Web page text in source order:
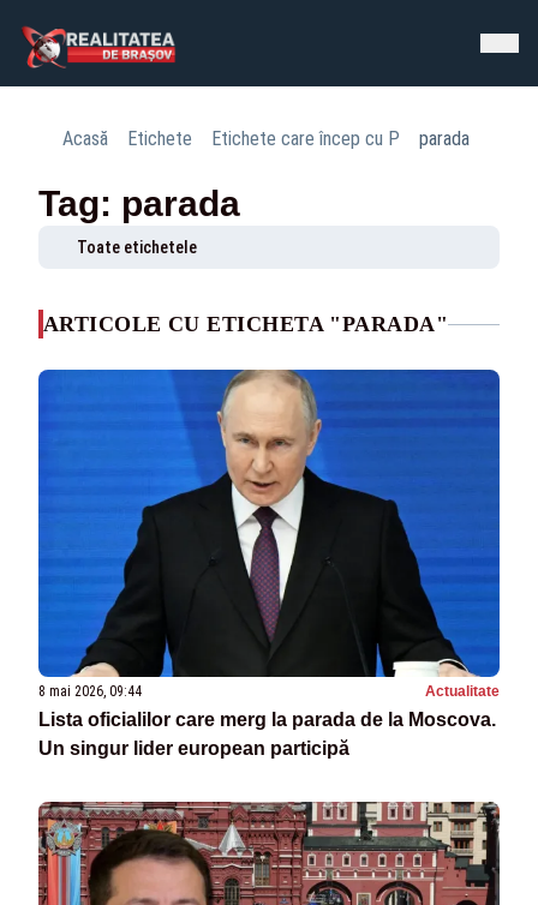
Acasă Etichete Etichete care încep cu P parada
Tag: parada
Toate etichetele
ARTICOLE CU ETICHETA "PARADA"
8 mai 2026, 09:44 Actualitate
Lista oficialilor care merg la parada de la Moscova.
Un singur lider european participă